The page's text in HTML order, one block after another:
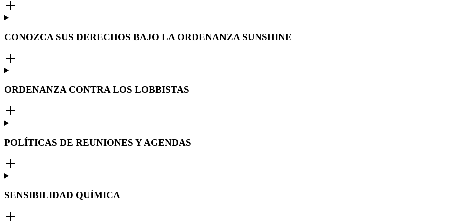
CONOZCA SUS DERECHOS BAJO LA ORDENANZA SUNSHINE
ORDENANZA CONTRA LOS LOBBISTAS
POLÍTICAS DE REUNIONES Y AGENDAS
SENSIBILIDAD QUÍMICA